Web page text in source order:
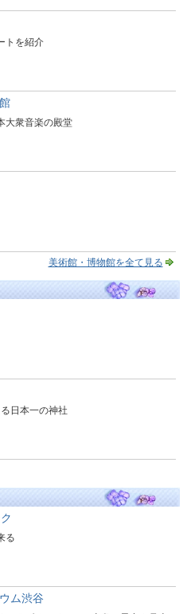
トを紹介
大衆音楽の殿堂
美術館・博物館を全て見る
日本一の神社
る
ム渋谷